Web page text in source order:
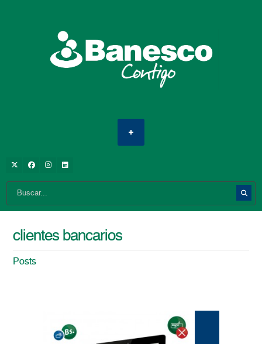
clientes bancarios
Posts